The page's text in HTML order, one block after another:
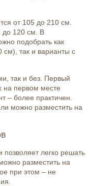
от 105 до 210 см.
до 120 см. В
подобрать как
см), так и варианты с
так и без. Первый
на первом месте
– более практичен.
можно разместить на
легко решать
разместить на
при этом – не